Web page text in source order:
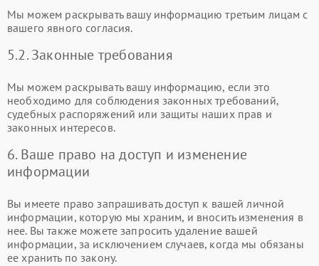
Мы можем раскрывать вашу информацию третьим лицам с
вашего явного согласия.
5.2. Законные требования
Мы можем раскрывать вашу информацию, если это
необходимо для соблюдения законных требований,
судебных распоряжений или защиты наших прав и
законных интересов.
6. Ваше право на доступ и изменение
информации
Вы имеете право запрашивать доступ к вашей личной
информации, которую мы храним, и вносить изменения в
нее. Вы также можете запросить удаление вашей
информации, за исключением случаев, когда мы обязаны
ее хранить по закону.